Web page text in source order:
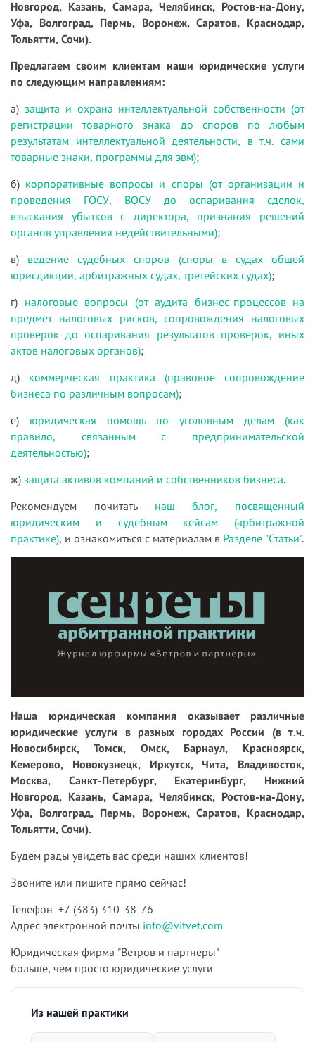
Новгород, Казань, Самара, Челябинск, Ростов-на-Дону,
Уфа, Волгоград, Пермь, Воронеж, Саратов, Краснодар,
Тольятти, Сочи).
Предлагаем своим клиентам наши юридические услуги
по следующим направлениям:
а) защита и охрана интеллектуальной собственности (от
регистрации товарного знака до споров по любым
результатам интеллектуальной деятельности, в т.ч. сами
товарные знаки, программы для эвм);
б) корпоративные вопросы и споры (от организации и
проведения ГОСУ, ВОСУ до оспаривания сделок,
взыскания убытков с директора, признания решений
органов управления недействительными);
в) ведение судебных споров (споры в судах общей
юрисдикции, арбитражных судах, третейских судах);
г) налоговые вопросы (от аудита бизнес-процессов на
предмет налоговых рисков, сопровождения налоговых
проверок до оспаривания результатов проверок, иных
актов налоговых органов);
д) коммерческая практика (правовое сопровождение
бизнеса по различным вопросам);
е) юридическая помощь по уголовным делам (как
правило, связанным с предпринимательской
деятельностью);
ж) защита активов компаний и собственников бизнеса.
Рекомендуем почитать наш блог, посвященный
юридическим и судебным кейсам (арбитражной
практике), и ознакомиться с материалам в Разделе "Статьи".
Наша юридическая компания оказывает различные
юридические услуги в разных городах России (в т.ч.
Новосибирск, Томск, Омск, Барнаул, Красноярск,
Кемерово, Новокузнецк, Иркутск, Чита, Владивосток,
Москва, Санкт-Петербург, Екатеринбург, Нижний
Новгород, Казань, Самара, Челябинск, Ростов-на-Дону,
Уфа, Волгоград, Пермь, Воронеж, Саратов, Краснодар,
Тольятти, Сочи).
Будем рады увидеть вас среди наших клиентов!
Звоните или пишите прямо сейчас!
Телефон +7 (383) 310-38-76
Адрес электронной почты info@vitvet.com
Юридическая фирма "Ветров и партнеры"
больше, чем просто юридические услуги
Из нашей практики